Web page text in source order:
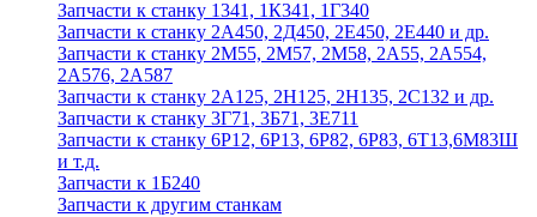
Запчасти к станку 1341, 1К341, 1Г340
Запчасти к станку 2А450, 2Д450, 2Е450, 2Е440 и др.
Запчасти к станку 2М55, 2М57, 2М58, 2А55, 2А554,
2А576, 2А587
Запчасти к станку 2А125, 2Н125, 2Н135, 2С132 и др.
Запчасти к станку 3Г71, 3Б71, 3Е711
Запчасти к станку 6Р12, 6Р13, 6Р82, 6Р83, 6Т13,6М83Ш
и т.д.
Запчасти к 1Б240
Запчасти к другим станкам